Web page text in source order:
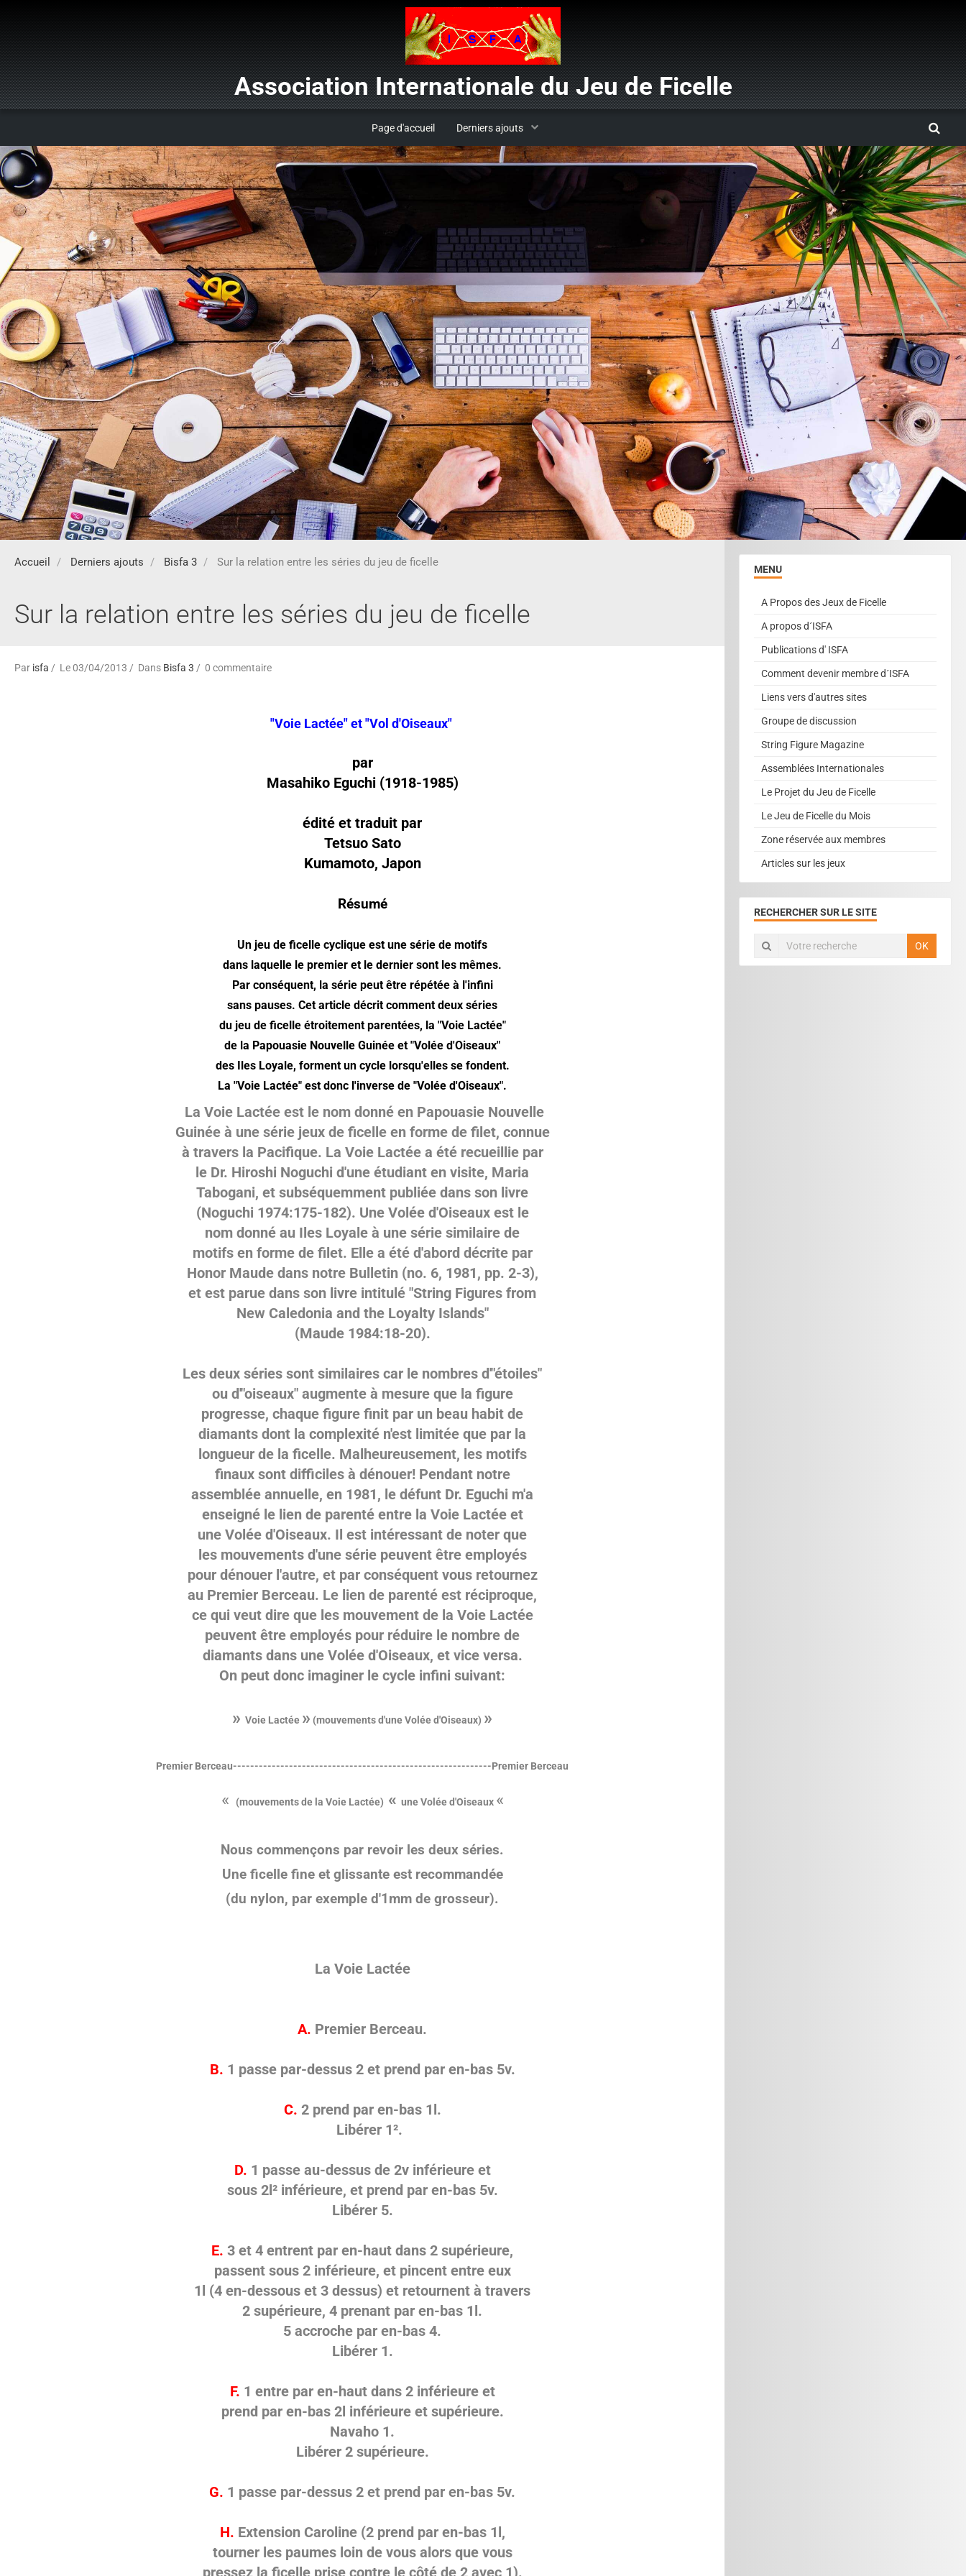
Association Internationale du Jeu de Ficelle
Page d'accueil Derniers ajouts
Accueil Derniers ajouts Bisfa 3 Sur la relation entre les séries du jeu de ficelle
Sur la relation entre les séries du jeu de ficelle
Par isfa Le 03/04/2013 Dans Bisfa 3 0 commentaire
"Voie Lactée" et "Vol d'Oiseaux"
par
Masahiko Eguchi(1918-1985)
édité et traduit par
Tetsuo Sato
Kumamoto, Japon
Résumé
Un jeu de ficelle cyclique est une série de motifs
dans laquelle le premier et le dernier sont les mêmes.
Par conséquent, la série peut être répétée à l'infini
sans pauses. Cet article décrit comment deux séries
du jeu de ficelle étroitement parentées, la "Voie Lactée"
de la Papouasie Nouvelle Guinée et "Volée d'Oiseaux"
des Iles Loyale, forment un cycle lorsqu'elles se fondent.
La "Voie Lactée" est donc l'inverse de "Volée d'Oiseaux".
La Voie Lactée est le nom donné en Papouasie Nouvelle
Guinée à une série jeux de ficelle en forme de filet, connue
à travers la Pacifique. La Voie Lactée a été recueillie par
le Dr. Hiroshi Noguchi d'une étudiant en visite, Maria
Tabogani, et subséquemment publiée dans son livre
(Noguchi 1974:175-182). Une Volée d'Oiseaux est le
nom donné au Iles Loyale à une série similaire de
motifs en forme de filet. Elle a été d'abord décrite par
Honor Maude dans notre Bulletin (no. 6, 1981, pp. 2-3),
et est parue dans son livre intitulé "String Figures from
New Caledonia and the Loyalty Islands"
(Maude 1984:18-20).
Les deux séries sont similaires car le nombres d'"étoiles"
ou d'"oiseaux" augmente à mesure que la figure
progresse, chaque figure finit par un beau habit de
diamants dont la complexité n'est limitée que par la
longueur de la ficelle. Malheureusement, les motifs
finaux sont difficiles à dénouer! Pendant notre
assemblée annuelle, en 1981, le défunt Dr. Eguchi m'a
enseigné le lien de parenté entre la Voie Lactée et
une Volée d'Oiseaux. Il est intéressant de noter que
les mouvements d'une série peuvent être employés
pour dénouer l'autre, et par conséquent vous retournez
au Premier Berceau. Le lien de parenté est réciproque,
ce qui veut dire que les mouvement de la Voie Lactée
peuvent être employés pour réduire le nombre de
diamants dans une Volée d'Oiseaux, et vice versa.
On peut donc imaginer le cycle infini suivant:
» Voie Lactée » (mouvements d'une Volée d'Oiseaux) »
Premier Berceau------------------------------------------------------------Premier Berceau
« (mouvements de la Voie Lactée) « une Volée d'Oiseaux «
Nous commençons par revoir les deux séries.
Une ficelle fine et glissante est recommandée
(du nylon, par exemple d'1mm de grosseur).
La Voie Lactée
A. Premier Berceau.
B. 1 passe par-dessus 2 et prend par en-bas 5v.
C. 2 prend par en-bas1l.
Libérer 1².
D. 1 passe au-dessus de 2v inférieure et
sous 2l² inférieure, et prend par en-bas 5v.
Libérer 5.
E. 3 et 4 entrent par en-haut dans 2 supérieure,
passent sous 2 inférieure, et pincent entre eux
1l (4 en-dessous et 3 dessus) et retournent à travers
2 supérieure, 4 prenant par en-bas 1l.
5 accroche par en-bas 4.
Libérer 1.
F. 1 entre par en-haut dans 2 inférieure et
prend par en-bas 2l inférieure et supérieure.
Navaho 1.
Libérer 2 supérieure.
G. 1 passe par-dessus 2 et prend par en-bas 5v.
H. Extension Caroline (2 prend par en-bas 1l,
tourner les paumes loin de vous alors que vous
pressez la ficelle prise contre le côté de 2 avec 1).
MENU
A Propos des Jeux de Ficelle
A propos d´ISFA
Publications d' ISFA
Comment devenir membre d´ISFA
Liens vers d'autres sites
Groupe de discussion
String Figure Magazine
Assemblées Internationales
Le Projet du Jeu de Ficelle
Le Jeu de Ficelle du Mois
Zone réservée aux membres
Articles sur les jeux
RECHERCHER SUR LE SITE
OK